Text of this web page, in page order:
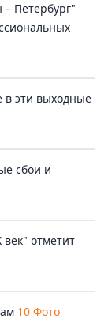
Петербург"
в эти выходные
сбои и
отметит
10 Фото